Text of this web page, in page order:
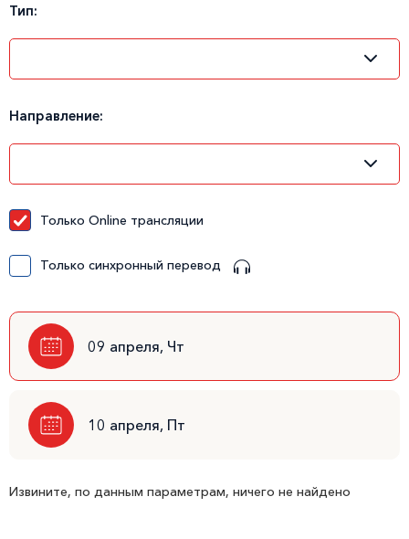
Тип:
Направление:
Только Online трансляции
Только синхронный перевод
09 апреля, Чт
10 апреля, Пт
Извините, по данным параметрам, ничего не найдено